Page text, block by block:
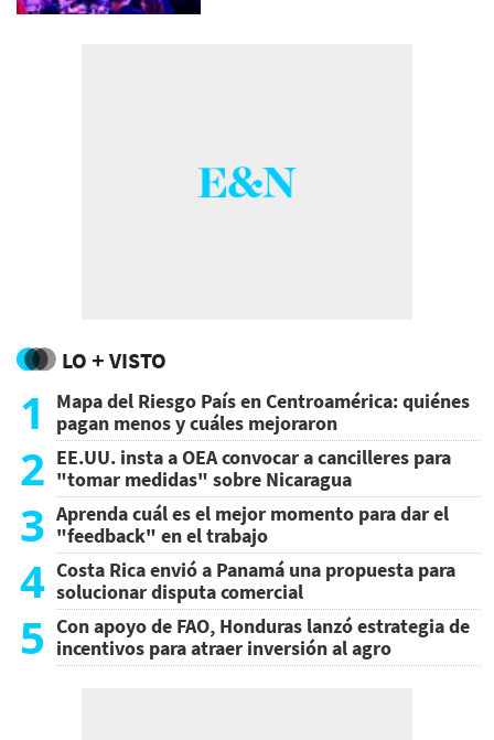
LO + VISTO
1
Mapa del Riesgo País en Centroamérica: quiénes
pagan menos y cuáles mejoraron
2 EE.UU. insta a OEA convocar a cancilleres para
"tomar medidas" sobre Nicaragua
3 Aprenda cuál es el mejor momento para dar el
"feedback" en el trabajo
4 Costa Rica envió a Panamá una propuesta para
solucionar disputa comercial
5 Con apoyo de FAO, Honduras lanzó estrategia de
incentivos para atraer inversión al agro